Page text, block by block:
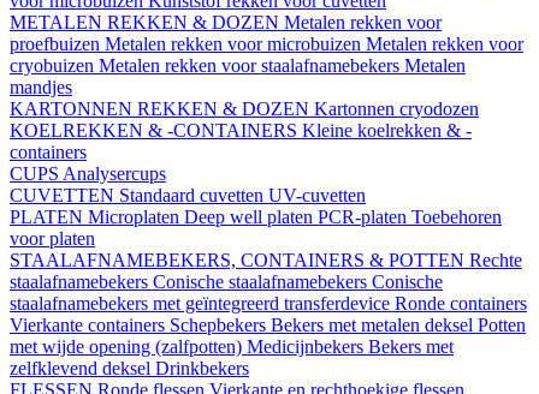
METALEN REKKEN & DOZEN Metalen rekken voor
proefbuizen Metalen rekken voor microbuizen Metalen rekken voor
cryobuizen Metalen rekken voor staalafnamebekers Metalen
mandjes
KARTONNEN REKKEN & DOZEN Kartonnen cryodozen
KOELREKKEN & -CONTAINERS Kleine koelrekken & -
containers
CUPS Analysercups
CUVETTEN Standaard cuvetten UV-cuvetten
PLATEN Microplaten Deep well platen PCR-platen Toebehoren
voor platen
STAALAFNAMEBEKERS, CONTAINERS & POTTEN Rechte
staalafnamebekers Conische staalafnamebekers Conische
staalafnamebekers met geïntegreerd transferdevice Ronde containers
Vierkante containers Schepbekers Bekers met metalen deksel Potten
met wijde opening (zalfpotten) Medicijnbekers Bekers met
zelfklevend deksel Drinkbekers